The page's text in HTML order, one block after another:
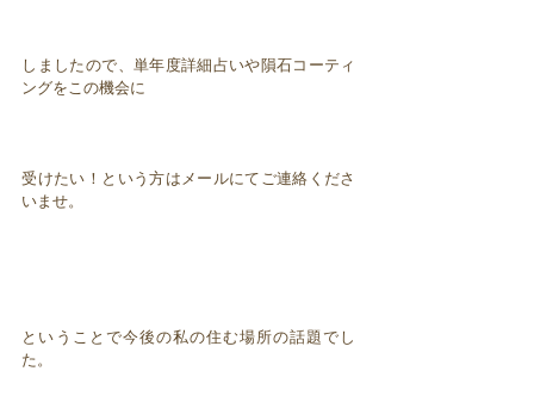
しましたので、単年度詳細占いや隕石コーティ
ングをこの機会に
受けたい！という方はメールにてご連絡くださ
いませ。
ということで今後の私の住む場所の話題でし
た。